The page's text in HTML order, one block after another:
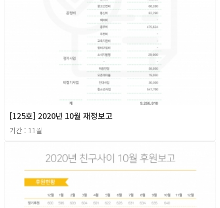
[125호] 2020년 10월 재정보고
기간 : 11월